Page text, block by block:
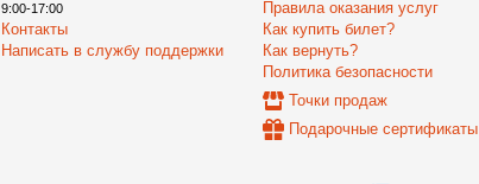
9:00-17:00
Контакты
Написать в службу поддержки
Правила оказания услуг
Как купить билет?
Как вернуть?
Политика безопасности
Точки продаж
Подарочные сертификаты